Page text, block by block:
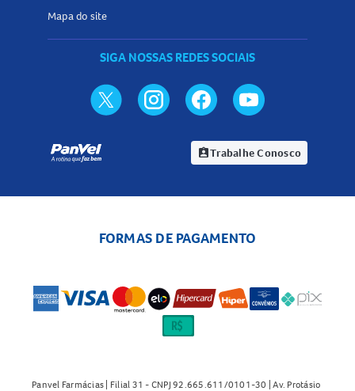
Mapa do site
SIGA NOSSAS REDES SOCIAIS
assignment_indTrabalhe Conosco
FORMAS DE PAGAMENTO
Panvel Farmácias | Filial 31 - CNPJ 92.665.611/0101-30 | Av. Protásio